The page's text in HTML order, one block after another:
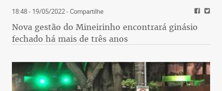
18:48 - 19/05/2022- Compartilhe
Nova gestão do Mineirinho encontrará ginásio
fechado há mais de três anos